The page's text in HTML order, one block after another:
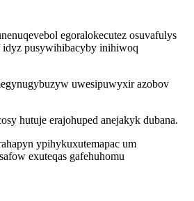
egoralokecutez osuvafulys
idyz pusywihibacyby inihiwoq
uwesipuwyxir azobov
hutuje erajohuped anejakyk dubana.
ypihykuxutemapac um
exuteqas gafehuhomu